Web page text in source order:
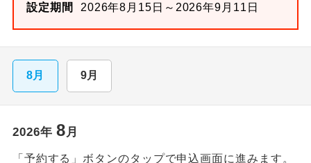
設定期間
2026年8月15日～2026年9月11日
8月 9月
2026年 8月
「予約する」ボタンのタップで申込画面に進みます。